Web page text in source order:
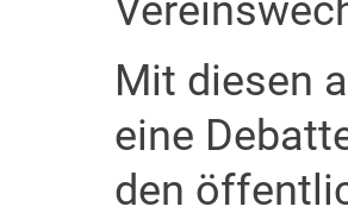
Mit diesen
eine
den